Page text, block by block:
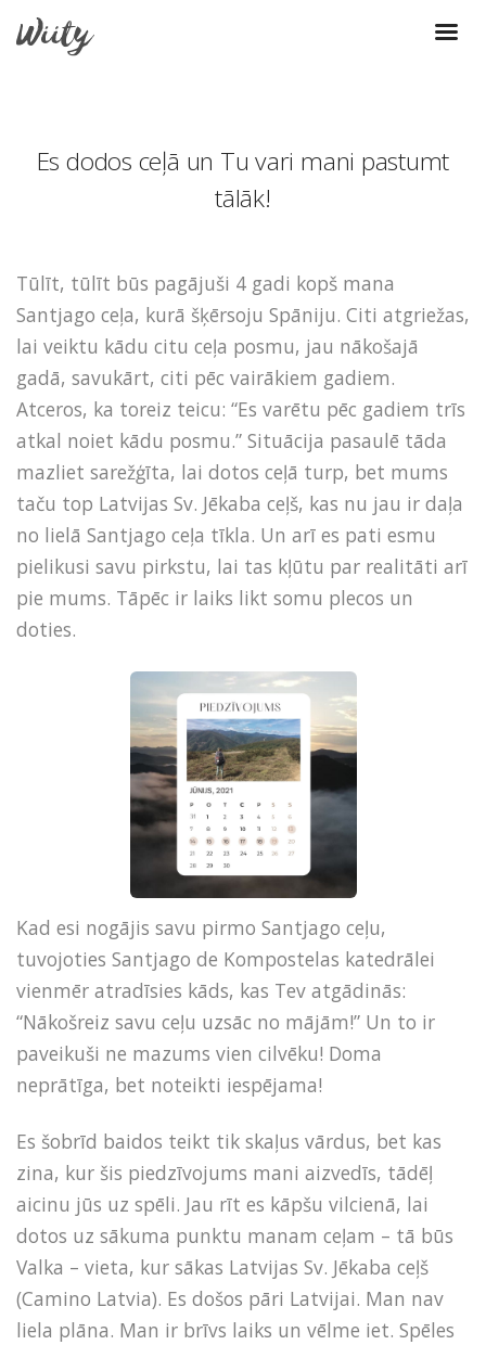
Es dodos ceļā un Tu vari mani pastumt
tālāk!
Tūlīt, tūlīt būs pagājuši 4 gadi kopš mana
Santjago ceļa, kurā šķērsoju Spāniju. Citi atgriežas,
lai veiktu kādu citu ceļa posmu, jau nākošajā
gadā, savukārt, citi pēc vairākiem gadiem.
Atceros, ka toreiz teicu: “Es varētu pēc gadiem trīs
atkal noiet kādu posmu.” Situācija pasaulē tāda
mazliet sarežģīta, lai dotos ceļā turp, bet mums
taču top Latvijas Sv. Jēkaba ceļš, kas nu jau ir daļa
no lielā Santjago ceļa tīkla. Un arī es pati esmu
pielikusi savu pirkstu, lai tas kļūtu par realitāti arī
pie mums. Tāpēc ir laiks likt somu plecos un
doties.
Kad esi nogājis savu pirmo Santjago ceļu,
tuvojoties Santjago de Kompostelas katedrālei
vienmēr atradīsies kāds, kas Tev atgādinās:
“Nākošreiz savu ceļu uzsāc no mājām!” Un to ir
paveikuši ne mazums vien cilvēku! Doma
neprātīga, bet noteikti iespējama!
Es šobrīd baidos teikt tik skaļus vārdus, bet kas
zina, kur šis piedzīvojums mani aizvedīs, tādēļ
aicinu jūs uz spēli. Jau rīt es kāpšu vilcienā, lai
dotos uz sākuma punktu manam ceļam – tā būs
Valka – vieta, kur sākas Latvijas Sv. Jēkaba ceļš
(Camino Latvia). Es došos pāri Latvijai. Man nav
liela plāna. Man ir brīvs laiks un vēlme iet. Spēles